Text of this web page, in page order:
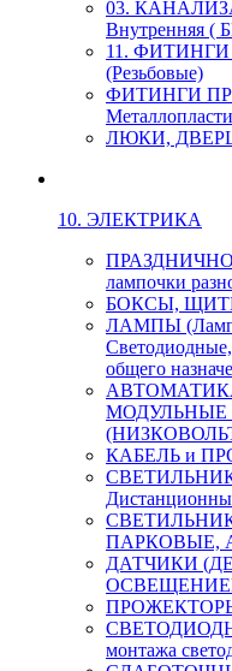
03.
Внутренняя (
11.
(Резьбовые)
ФИТИНГИ
ЛЮКИ,
10. ЭЛЕКТРИКА
лампочки
БОКСЫ,
ЛАМПЫ
общего
МОДУЛЬНЫЕ
КАБЕЛЬ и
ПАРКОВЫЕ,
ДАТЧИКИ
монтажа